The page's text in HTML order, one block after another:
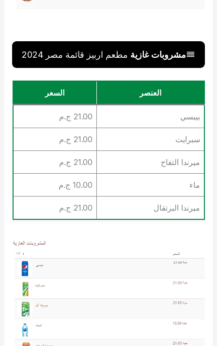
مشروبات غازية مطعم اربيز قائمة مصر 2024
العنصر السعر
بيبسي 21.00 ج.م
سبرايت 21.00 ج.م
ميرندا التفاح 21.00 ج.م
ماء 10.00 ج.م
ميرندا البرتقال 21.00 ج.م